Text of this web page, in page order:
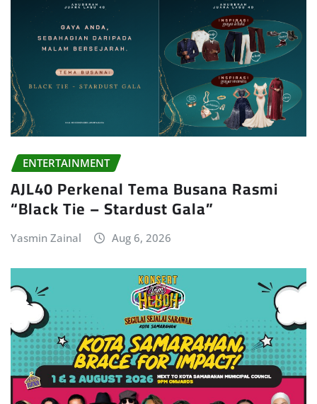
ENTERTAINMENT
AJL40 Perkenal Tema Busana Rasmi
“Black Tie – Stardust Gala”
Yasmin Zainal Aug 6, 2026